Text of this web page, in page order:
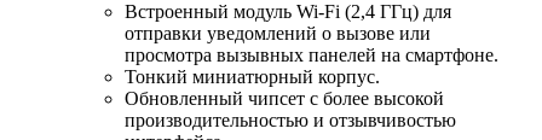
Встроенный модуль Wi-Fi (2,4 ГГц) для
отправки уведомлений о вызове или
просмотра вызывных панелей на смартфоне.
Тонкий миниатюрный корпус.
Обновленный чипсет с более высокой
производительностью и отзывчивостью